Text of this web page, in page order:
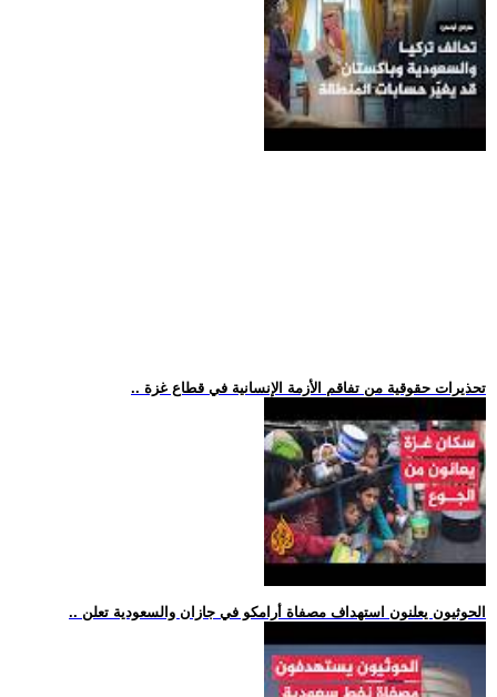
.. تحذيرات حقوقية من تفاقم الأزمة الإنسانية في قطاع غزة
.. الحوثيون يعلنون استهداف مصفاة أرامكو في جازان والسعودية تعلن